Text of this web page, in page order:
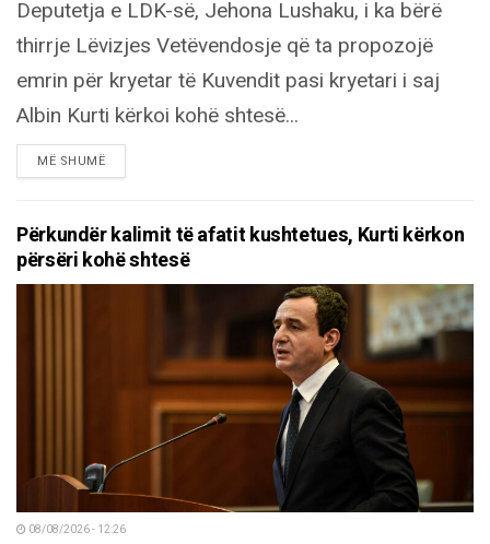
Deputetja e LDK-së, Jehona Lushaku, i ka bërë
thirrje Lëvizjes Vetëvendosje që ta propozojë
emrin për kryetar të Kuvendit pasi kryetari i saj
Albin Kurti kërkoi kohë shtesë...
MË SHUMËDETAILS
Përkundër kalimit të afatit kushtetues, Kurti kërkon
përsëri kohë shtesë
08/08/2026 - 12:26